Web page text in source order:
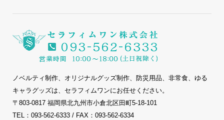
ノベルティ制作、オリジナルグッズ制作、防災用品、非常食、ゆる
キャラグッズは、セラフィムワンにお任せください。
〒803-0817 福岡県北九州市小倉北区田町5-18-101
TEL：093-562-6333 / FAX：093-562-6334